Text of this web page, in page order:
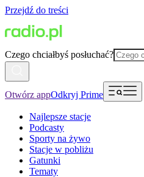
Przejdź do treści
Czego chciałbyś posłuchać?
Otwórz appOdkryj Prime
Najlepsze stacje
Podcasty
Sporty na żywo
Stacje w pobliżu
Gatunki
Tematy